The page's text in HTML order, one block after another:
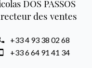
DOS PASSOS
des ventes
+33 4 93 38 02 68
+33 6 64 91 41 34